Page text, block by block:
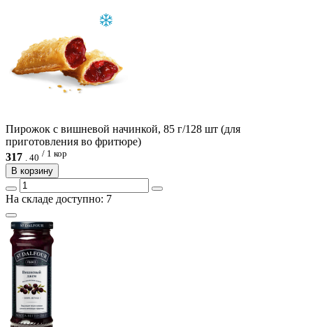
Пирожок с вишневой начинкой, 85 г/128 шт (для
приготовления во фритюре)
317 . 40 / 1 кор
В корзину
На складе доступно: 7